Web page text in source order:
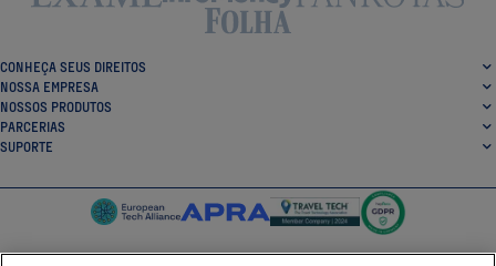
CONHEÇA SEUS DIREITOS
NOSSA EMPRESA
NOSSOS PRODUTOS
PARCERIAS
SUPORTE